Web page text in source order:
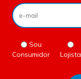
Sou
Consumidor
Lojista